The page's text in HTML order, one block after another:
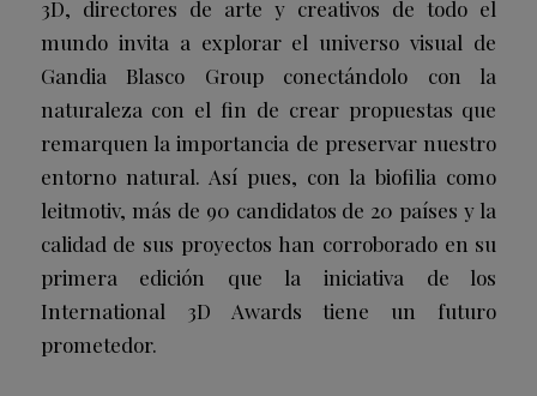
3D, directores de arte y creativos de todo el
mundo invita a explorar el universo visual de
Gandia Blasco Group conectándolo con la
naturaleza con el fin de crear propuestas que
remarquen la importancia de preservar nuestro
entorno natural. Así pues, con la biofilia como
leitmotiv, más de 90 candidatos de 20 países y la
calidad de sus proyectos han corroborado en su
primera edición que la iniciativa de los
International 3D Awards tiene un futuro
prometedor.